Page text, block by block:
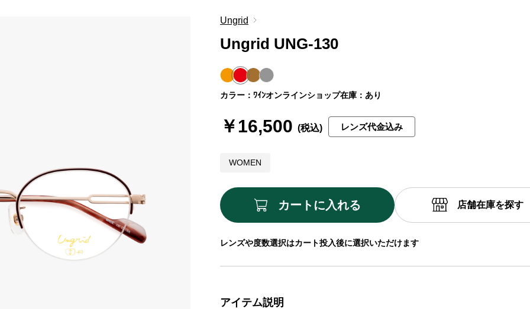
レンズや度数選択はカート投入後に選択いただけます
Ungrid
カラー：ﾜｲﾝオンラインショップ在庫：あり
￥16,500 レンズ代金込み
WOMEN
Ungrid UNG-130
アイテム説明
カートに入れる 店舗在庫を探す